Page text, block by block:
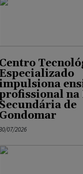
Centro
Especializado
na
Secundária de
Gondomar
07/2026